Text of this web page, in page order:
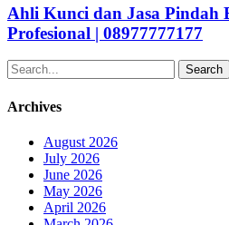
Jasa
Pindah
Brankas
Semarang
Profesional
08977777177
Ahli Kunci dan Jasa Pindah
Profesional | 08977777177
Search
Archives
August 2026
July 2026
June 2026
May 2026
April 2026